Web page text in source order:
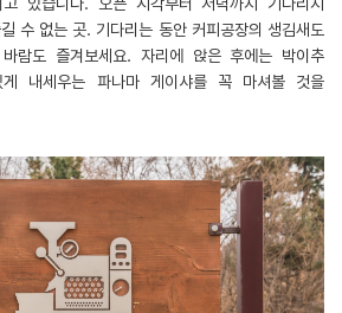
수 없는 곳. 기다리는 동안 커피공장의 생김새도
람도 즐겨보세요. 자리에 앉은 후에는 박이추
내세우는 파나마 게이샤를 꼭 마셔볼 것을